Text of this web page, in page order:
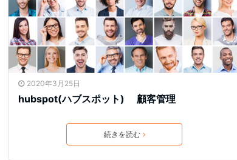
2020年3月25日
hubspot(ハブスポット) 顧客管理
続きを読む